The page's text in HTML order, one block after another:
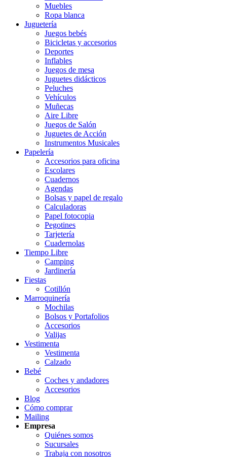
Muebles
Ropa blanca
Juguetería
Juegos bebés
Bicicletas y accesorios
Deportes
Inflables
Juegos de mesa
Juguetes didácticos
Peluches
Vehículos
Muñecas
Aire Libre
Juegos de Salón
Juguetes de Acción
Instrumentos Musicales
Papelería
Accesorios para oficina
Escolares
Cuadernos
Agendas
Bolsas y papel de regalo
Calculadoras
Papel fotocopia
Pegotines
Tarjetería
Cuadernolas
Tiempo Libre
Camping
Jardinería
Fiestas
Cotillón
Marroquinería
Mochilas
Bolsos y Portafolios
Accesorios
Valijas
Vestimenta
Vestimenta
Calzado
Bebé
Coches y andadores
Accesorios
Blog
Cómo comprar
Mailing
Empresa
Quiénes somos
Sucursales
Trabaja con nosotros